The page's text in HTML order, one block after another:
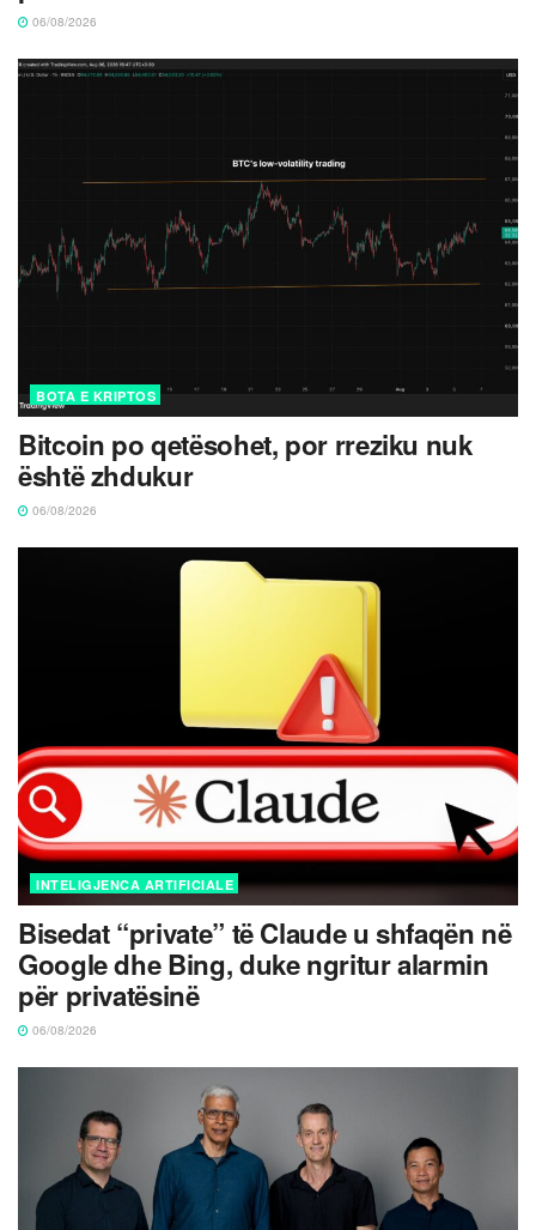
06/08/2026
BOTA E KRIPTOS
Bitcoin po qetësohet, por rreziku nuk
është zhdukur
06/08/2026
INTELIGJENCA ARTIFICIALE
Bisedat “private” të Claude u shfaqën në
Google dhe Bing, duke ngritur alarmin
për privatësinë
06/08/2026